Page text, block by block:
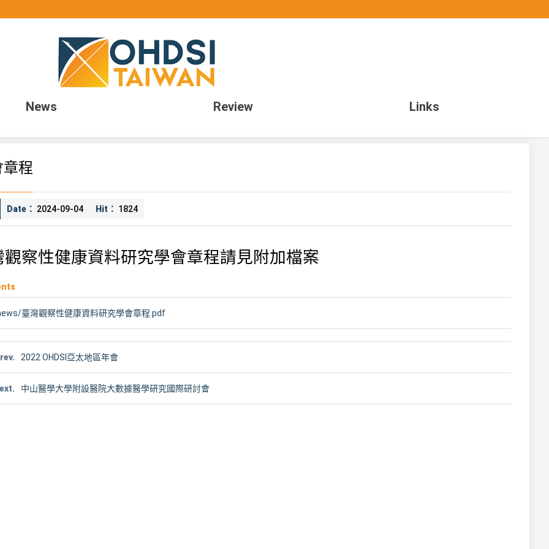
OHDSI TAIWAN
News Review Links
程
Date： 2024-09-04 Hit： 1824
觀察性健康資料研究學會章程請見附加檔案
臺灣觀察性健康資料研究學會章程.pdf
2022 OHDSI亞太地區年會
中山醫學大學附設醫院大數據醫學研究國際研討會